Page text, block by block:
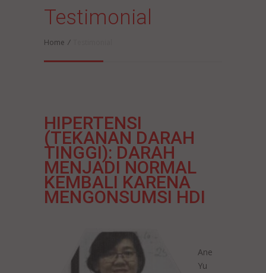
Testimonial
Home /
HIPERTENSI
(TEKANAN DARAH
TINGGI): DARAH
MENJADI NORMAL
KEMBALI KARENA
MENGONSUMSI HDI
Ane
Yu